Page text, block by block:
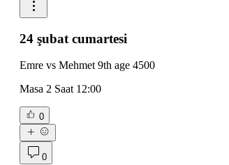
24 şubat cumartesi
Emre vs Mehmet 9th age 4500
Masa 2 Saat 12:00
0
0